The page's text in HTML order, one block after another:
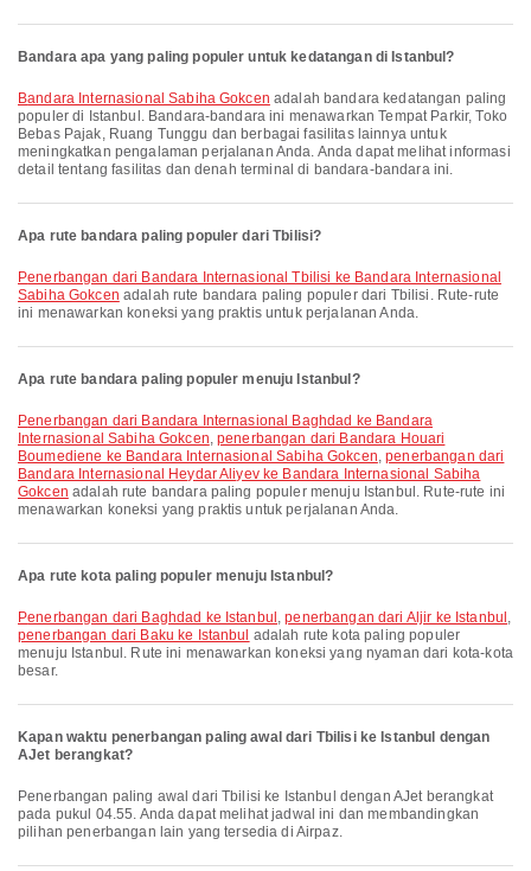
Bandara apa yang paling populer untuk kedatangan di Istanbul?
Bandara Internasional Sabiha Gokcen adalah bandara kedatangan paling
populer di Istanbul. Bandara-bandara ini menawarkan Tempat Parkir, Toko
Bebas Pajak, Ruang Tunggu dan berbagai fasilitas lainnya untuk
meningkatkan pengalaman perjalanan Anda. Anda dapat melihat informasi
detail tentang fasilitas dan denah terminal di bandara-bandara ini.
Apa rute bandara paling populer dari Tbilisi?
penerbangan dari Bandara Internasional Tbilisi ke Bandara Internasional
Sabiha Gokcen adalah rute bandara paling populer dari Tbilisi. Rute-rute
ini menawarkan koneksi yang praktis untuk perjalanan Anda.
Apa rute bandara paling populer menuju Istanbul?
penerbangan dari Bandara Internasional Baghdad ke Bandara
Internasional Sabiha Gokcen,penerbangan dari Bandara Houari
Boumediene ke Bandara Internasional Sabiha Gokcen,penerbangan dari
Bandara Internasional Heydar Aliyev ke Bandara Internasional Sabiha
Gokcen adalah rute bandara paling populer menuju Istanbul. Rute-rute ini
menawarkan koneksi yang praktis untuk perjalanan Anda.
Apa rute kota paling populer menuju Istanbul?
penerbangan dari Baghdad ke Istanbul ,penerbangan dari Aljir ke Istanbul ,
penerbangan dari Baku ke Istanbul adalah rute kota paling populer
menuju Istanbul. Rute ini menawarkan koneksi yang nyaman dari kota-kota
besar.
Kapan waktu penerbangan paling awal dari Tbilisi ke Istanbul dengan
AJet berangkat?
Penerbangan paling awal dari Tbilisi ke Istanbul dengan AJet berangkat
pada pukul 04.55. Anda dapat melihat jadwal ini dan membandingkan
pilihan penerbangan lain yang tersedia di Airpaz.